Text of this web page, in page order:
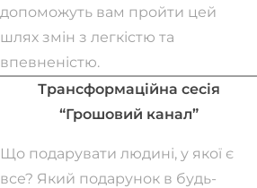
допоможуть вам пройти цей
шлях змін з легкістю та
впевненістю.
Трансформаційна сесія
“Грошовий канал”
Що подарувати людині, у якої є
все? Який подарунок в будь-